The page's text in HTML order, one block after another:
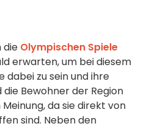
die Olympischen Spiele
erwarten, um bei diesem
dabei zu sein und ihre
Bewohner der Region
da sie direkt von
sind. Neben den